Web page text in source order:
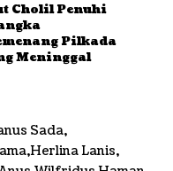
Cholil Penuhi
Pilkada
Meninggal
Sada
Herlina Lanis